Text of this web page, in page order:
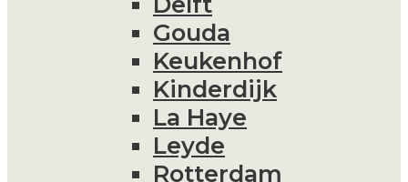
Gouda
Keukenhof
Kinderdijk
La Haye
Leyde
Rotterdam